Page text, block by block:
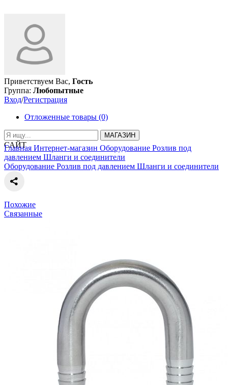
Приветствуем Вас, Гость
Группа: Любопытные
Вход/Регистрация
Отложенные товары (0)
МАГАЗИН
САЙТ
Главная Интернет-магазин Оборудование Розлив под
давлением Шланги и соединители
Оборудование Розлив под давлением Шланги и соединители
Похожие
Связанные